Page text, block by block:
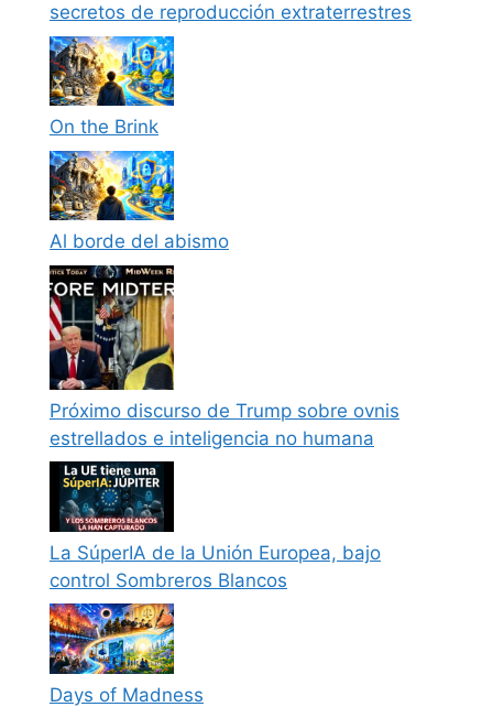
secretos de reproducción extraterrestres
On the Brink
Al borde del abismo
Próximo discurso de Trump sobre ovnis
estrellados e inteligencia no humana
La SúperIA de la Unión Europea, bajo
control Sombreros Blancos
Days of Madness